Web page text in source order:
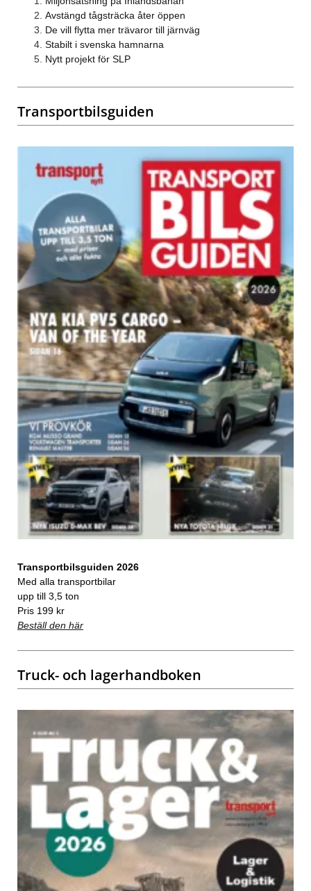
Avstängd tågsträcka åter öppen
De vill flytta mer trävaror till järnväg
Stabilt i svenska hamnarna
Nytt projekt för SLP
Transportbilsguiden
Transportbilsguiden 2026
Med alla transportbilar
upp till 3,5 ton
Pris 199 kr
Beställ den här
Truck- och lagerhandboken